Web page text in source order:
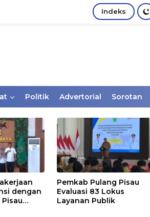
Indeks
Politik Advertorial Sorotan
dengan
Pemkab Pulang Pisau
Evaluasi 83 Lokus
Layanan Publik